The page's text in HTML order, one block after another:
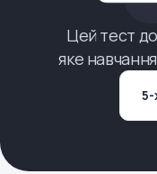
Цей тест
яке